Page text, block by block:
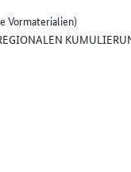
Vormaterialien)